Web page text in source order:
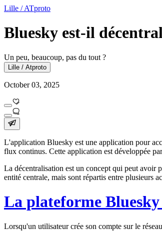
Lille / ATproto
Bluesky est-il
Un peu, beaucoup, pas du tout ?
Lille / Atproto
October 03, 2025
L'application Bluesky est une application pour
flux continus. Cette application est développée
La décentralisation est un concept qui peut avoir
entité centrale, mais sont répartis entre plusieurs
La plateforme Bluesky
Lorsqu'un utilisateur crée son compte sur le